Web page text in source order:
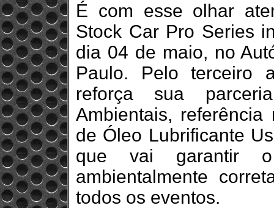
É com esse olhar
Stock Car Pro Series
dia 04 de maio, no
Paulo. Pelo terceiro
reforça sua
Ambientais,
de Óleo Lubrificante
que vai garantir o
ambientalmente
todos os eventos.